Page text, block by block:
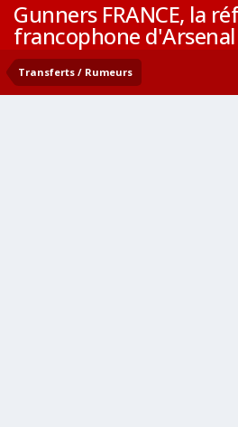
Gunners FRANCE, la
francophone d'Arsenal
Transferts / Rumeurs